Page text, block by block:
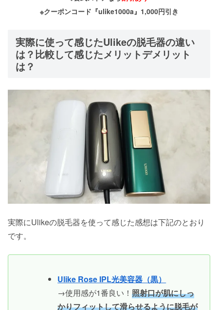
※クーポンコード『ulike1000a』1,000円引き
実際に使って感じたUlikeの脱毛器の違い
は？比較して感じたメリットデメリット
は？
実際にUlikeの脱毛器を使って感じた感想は下記のとおり
です。
Ulike Rose IPL光美容器（黒）
→使用感が1番良い！照射口が肌にしっ
かりフィットして滑らせるように脱毛が